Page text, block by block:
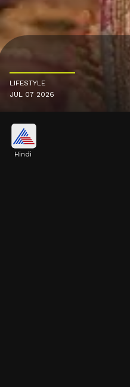
LIFESTYLE
JUL 07 2026
Hindi